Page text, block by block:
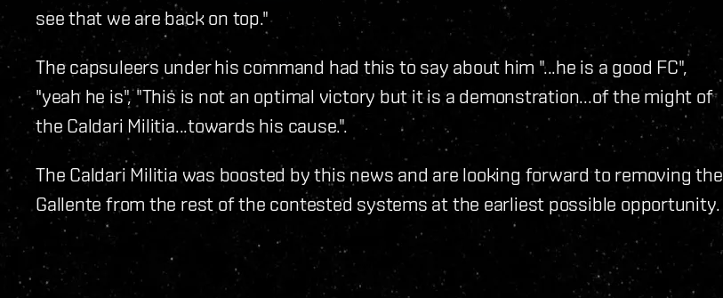
see that we are back on top."
The capsuleers under his command had this to say about him "...he is a good FC",
"yeah he is", "This is not an optimal victory but it is a demonstration...of the might of
the Caldari Militia...towards his cause.".
The Caldari Militia was boosted by this news and are looking forward to removing the
Gallente from the rest of the contested systems at the earliest possible opportunity.